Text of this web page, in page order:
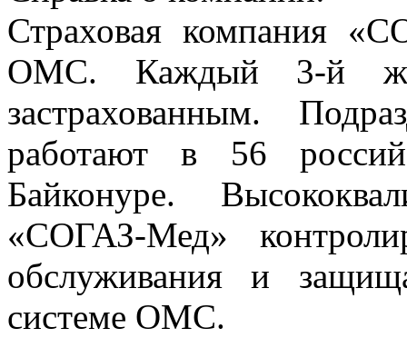
Страховая компания
ОМС. Каждый 3-й
застрахованным.
работают в 56
Байконуре.
«СОГАЗ-Мед»
обслуживания и
системе ОМС.